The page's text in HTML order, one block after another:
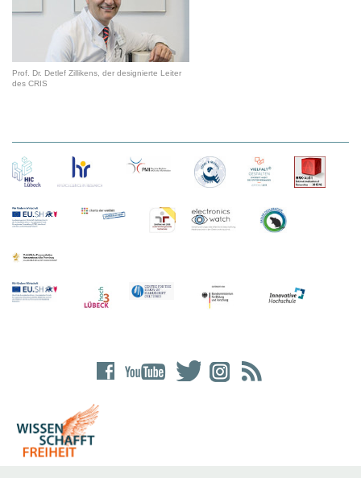
Prof. Dr. Detlef Zillikens, der designierte Leiter
des CRIS